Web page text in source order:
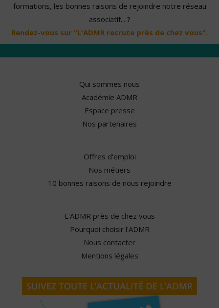
formations, les bonnes raisons de rejoindre notre réseau
associatif... ?
Rendez-vous sur "L'ADMR recrute près de chez vous".
Qui sommes nous
Académie ADMR
Espace presse
Nos partenaires
Offres d'emploi
Nos métiers
10 bonnes raisons de nous rejoindre
L'ADMR près de chez vous
Pourquoi choisir l'ADMR
Nous contacter
Mentions légales